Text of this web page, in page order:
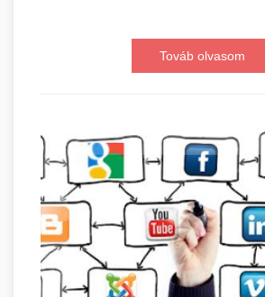
Továb olvasom